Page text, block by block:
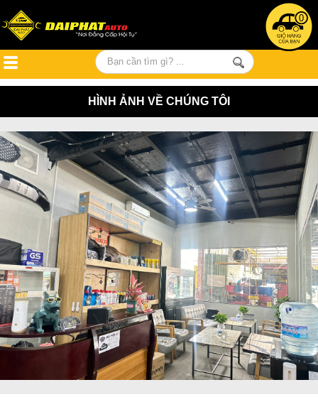
0
HÌNH ẢNH VỀ CHÚNG TÔI